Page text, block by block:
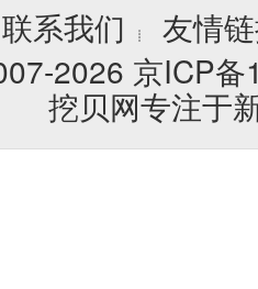
联系我们 ┊
友情
2026 京ICP
挖贝网专注于